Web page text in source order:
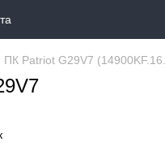
ПК Patriot G29V7